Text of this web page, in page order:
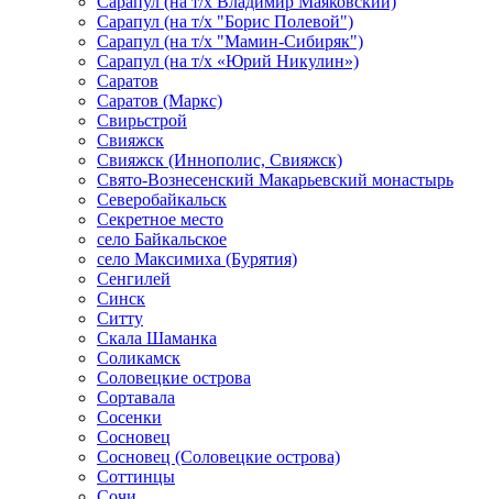
Сарапул (на т/х "Борис Полевой")
Сарапул (на т/х "Мамин-Сибиряк")
Сарапул (на т/х «Юрий Никулин»)
Саратов
Саратов (Маркс)
Свирьстрой
Свияжск
Свияжск (Иннополис, Свияжск)
Свято-Вознесенский Макарьевский монастырь
Северобайкальск
Секретное место
село Байкальское
село Максимиха (Бурятия)
Сенгилей
Синск
Ситту
Скала Шаманка
Соликамск
Соловецкие острова
Сортавала
Сосенки
Сосновец
Сосновец (Соловецкие острова)
Соттинцы